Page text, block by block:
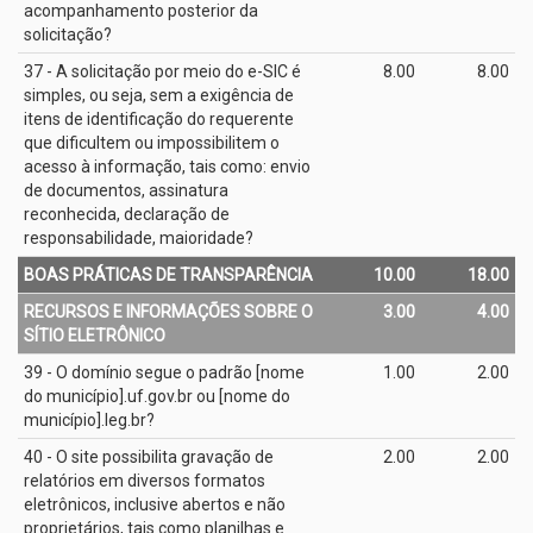
acompanhamento posterior da
solicitação?
37 - A solicitação por meio do e­-SIC é
simples, ou seja, sem a exigência de
itens de identificação do requerente
que dificultem ou impossibilitem o
acesso à informação, tais como: envio
de documentos, assinatura
reconhecida, declaração de
responsabilidade, maioridade?
8.00 8.00
BOAS PRÁTICAS DE TRANSPARÊNCIA 10.00
18.00
RECURSOS E INFORMAÇÕES SOBRE O
SÍTIO ELETRÔNICO
3.00 4.00
39 - O domínio segue o padrão [nome
do município].uf.gov.br ou [nome do
município].leg.br?
1.00 2.00
40 - O site possibilita gravação de
relatórios em diversos formatos
eletrônicos, inclusive abertos e não
proprietários, tais como planilhas e
2.00 2.00